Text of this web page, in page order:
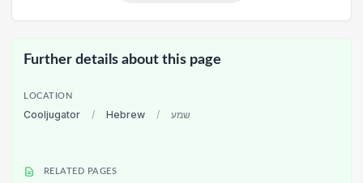
Further details about this page
LOCATION
Cooljugator / Hebrew / שמע
RELATED PAGES